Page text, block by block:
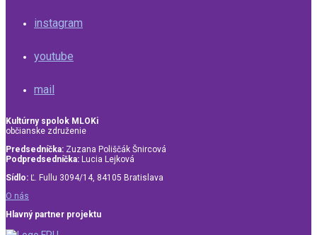
instagram
youtube
mail
Kultúrny spolok MLOKi
občianske združenie
Predsedníčka: Zuzana Poliščák Šnircová
Podpredsedníčka: Lucia Lejková
Sídlo: Ľ. Fullu 3094/14, 84105 Bratislava
O nás
Hlavný partner projektu